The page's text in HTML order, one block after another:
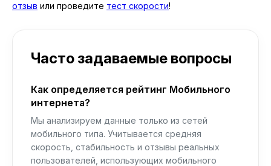
отзыв или проведите тест скорости!
Часто задаваемые вопросы
Как определяется рейтинг Мобильного
интернета?
Мы анализируем данные только из сетей
мобильного типа. Учитывается средняя
скорость, стабильность и отзывы реальных
пользователей, использующих мобильного